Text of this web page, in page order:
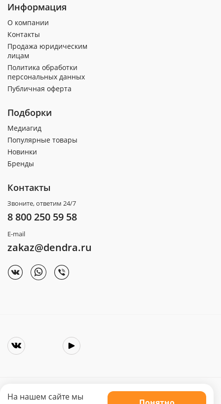
Информация
О компании
Контакты
Продажа юридическим
лицам
Политика обработки
персональных данных
Публичная оферта
Подборки
Медиагид
Популярные товары
Новинки
Бренды
Контакты
Звоните, ответим 24/7
8 800 250 59 58
E-mail
zakaz@dendra.ru
На нашем сайте мы